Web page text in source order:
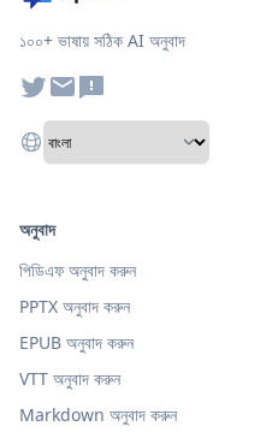
১০০+ ভাষায় সঠিক AI অনুবাদ
অনুবাদ
পিডিএফ অনুবাদ করুন
PPTX অনুবাদ করুন
EPUB অনুবাদ করুন
VTT অনুবাদ করুন
Markdown অনুবাদ করুন